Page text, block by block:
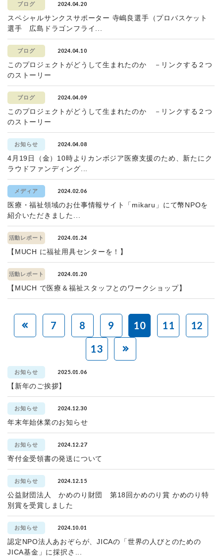
ブログ 2024.04.20
スペシャルサンクスサポーター 寺嶋良選手（プロバスケット
選手 広島ドラゴンフライ...
ブログ 2024.04.10
このプロジェクトがどうして生まれたのか －リンクする２つ
のストーリー
ブログ 2024.04.09
このプロジェクトがどうして生まれたのか －リンクする２つ
のストーリー
お知らせ 2024.04.08
4月19日（金）10時よりカンボジア医療支援のため、新たにク
ラウドファンディング...
メディア 2024.02.06
医療・福祉領域のお仕事情報サイト「mikaru」にて幣NPOを
紹介いただきました...
活動レポート 2024.01.24
【MUCH に福祉用具センターを！】
活動レポート 2024.01.20
【MUCH で医療＆福祉スタッフとのワークショップ】
7 8 9 10 11
12
13
お知らせ 2025.01.06
【新年のご挨拶】
お知らせ 2024.12.30
年末年始休業のお知らせ
お知らせ 2024.12.27
寄付金受領書の発送について
お知らせ 2024.12.15
公益財団法人 かめのり財団 第18回かめのり賞 かめのり特
別賞を受賞しました
お知らせ 2024.10.01
認定NPO法人あおぞらが、JICAの「世界の人びとのための
JICA基金」に採択さ...